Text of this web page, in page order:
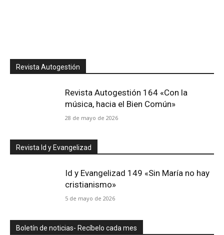
Revista Autogestión
Revista Autogestión 164 «Con la
música, hacia el Bien Común»
28 de mayo de 2026
Revista Id y Evangelizad
Id y Evangelizad 149 «Sin María no hay
cristianismo»
5 de mayo de 2026
Boletín de noticias- Recíbelo cada mes